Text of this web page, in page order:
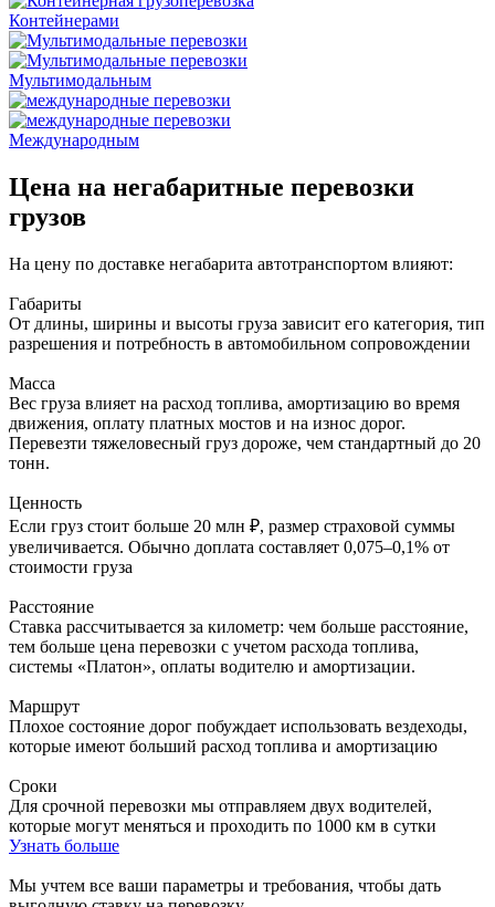
Контейнерами
Мультимодальным
Международным
Цена на негабаритные перевозки
грузов
На цену по доставке негабарита автотранспортом влияют:
Габариты
От длины, ширины и высоты груза зависит его категория, тип
разрешения и потребность в автомобильном сопровождении
Масса
Вес груза влияет на расход топлива, амортизацию во время
движения, оплату платных мостов и на износ дорог.
Перевезти тяжеловесный груз дороже, чем стандартный до 20
тонн.
Ценность
Если груз стоит больше 20 млн ₽, размер страховой суммы
увеличивается. Обычно доплата составляет 0,075–0,1% от
стоимости груза
Расстояние
Ставка рассчитывается за километр: чем больше расстояние,
тем больше цена перевозки с учетом расхода топлива,
системы «Платон», оплаты водителю и амортизации.
Маршрут
Плохое состояние дорог побуждает использовать вездеходы,
которые имеют больший расход топлива и амортизацию
Сроки
Для срочной перевозки мы отправляем двух водителей,
которые могут меняться и проходить по 1000 км в сутки
Узнать больше
Мы учтем все ваши параметры и требования, чтобы дать